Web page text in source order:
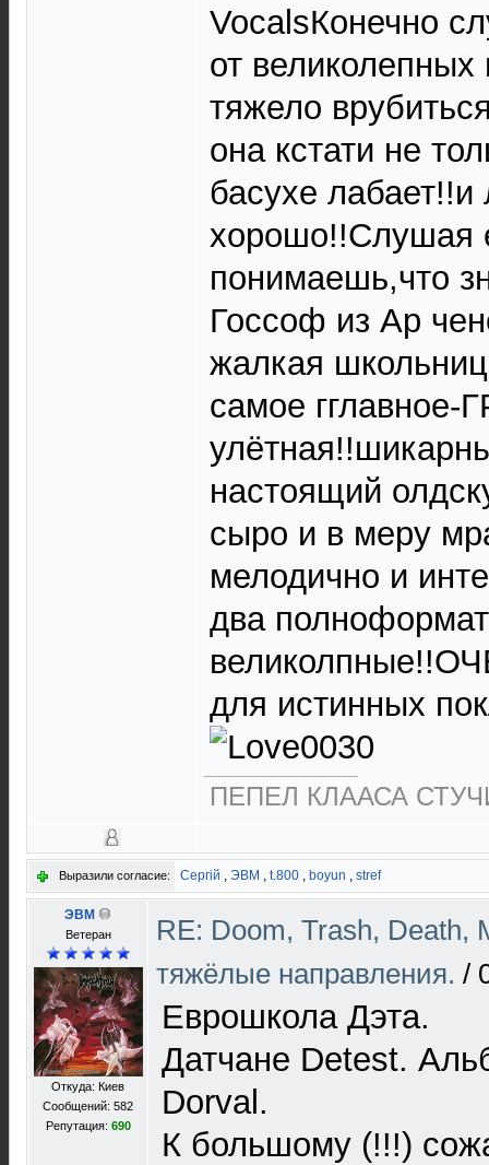
VocalsКонечно
от великолепных
тяжело
она кстати не
басухе лабает!!и
хорошо!!Слушая
понимаешь,что
Госсоф из Ар
жалкая
самое
настоящий
сыро и в меру
мелодично и
два
для истинных
ПЕПЕЛ КЛААСА
Выразили согласие: Сергій , ЭВМ , t.800 , boyun , stref
ЭВМ
Ветеран
Откуда: Киев
Сообщений: 582
Репутация: 690
RE: Doom, Trash, Death,
тяжёлые направления. /
Еврошкола Дэта.
Датчане Detest.
Dorval.
К большому (!!!)